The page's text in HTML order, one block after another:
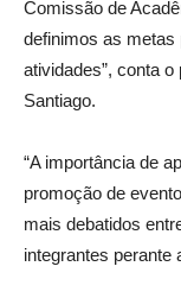
Comissão de
definimos as metas
atividades”, conta
Santiago.
“A importância de
promoção de
mais debatidos
integrantes perante